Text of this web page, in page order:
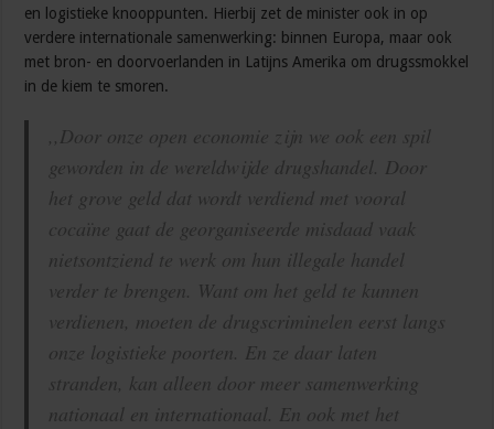
en logistieke knooppunten. Hierbij zet de minister ook in op
verdere internationale samenwerking: binnen Europa, maar ook
met bron- en doorvoerlanden in Latijns Amerika om drugssmokkel
in de kiem te smoren.
,,Door onze open economie zijn we ook een spil
geworden in de wereldwijde drugshandel. Door
het grove geld dat wordt verdiend met vooral
cocaïne gaat de georganiseerde misdaad vaak
nietsontziend te werk om hun illegale handel
verder te brengen. Want om het geld te kunnen
verdienen, moeten de drugscriminelen eerst langs
onze logistieke poorten. En ze daar laten
stranden, kan alleen door meer samenwerking
nationaal en internationaal. En ook met het